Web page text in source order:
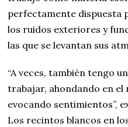
perfectamente dispuesta
los ruidos exteriores y
las que se levantan sus
“A veces, también tengo
trabajar, ahondando en el
evocando sentimientos”,
Los recintos blancos en